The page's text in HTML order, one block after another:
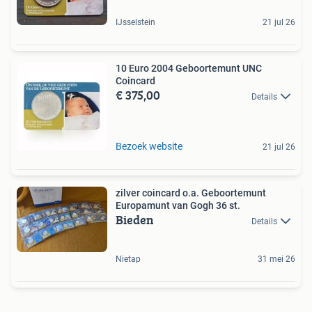
IJsselstein 21 jul 26
10 Euro 2004 Geboortemunt UNC
Coincard
€ 375,00 Details
Bezoek website 21 jul 26
zilver coincard o.a. Geboortemunt
Europamunt van Gogh 36 st.
Bieden Details
Nietap 31 mei 26